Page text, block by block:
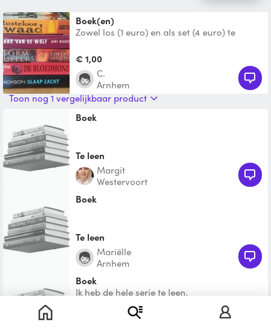
Boek(en)
Zowel los (1 euro) en als set (4 euro) te
Wraak Van De Wol
€ 1,00
C.
Arnhem
Toon nog 1 vergelijkbaar product
Boek
Te leen
Margit
Westervoort
Boek
Te leen
Mariëlle
Arnhem
Boek
Ik heb de hele serie te leen.